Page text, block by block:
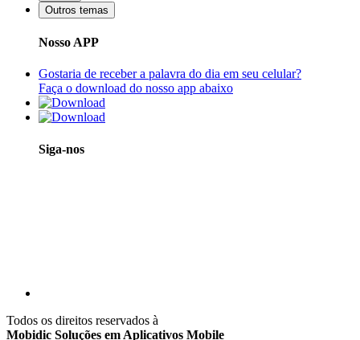
Outros temas
Nosso APP
Gostaria de receber a palavra do dia em seu celular?
Faça o download do nosso app abaixo
Siga-nos
Todos os direitos reservados à
Mobidic Soluções em Aplicativos Mobile